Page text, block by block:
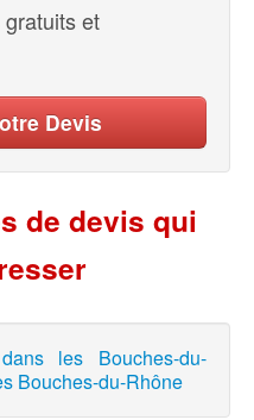
et
Devis
de devis qui
les Bouches-du-
Bouches-du-Rhône